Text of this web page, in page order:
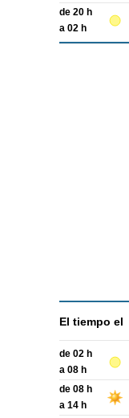
de 20 h
a 02 h
El tiempo el
de 02 h
a 08 h
de 08 h
a 14 h